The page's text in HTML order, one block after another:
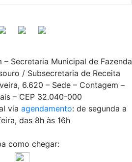
Secretaria Municipal de Fazenda
/ Subsecretaria de Receita
6.620 – Sede – Contagem –
– CEP 32.040-000
via agendamento: de segunda a
das 8h às 16h
como chegar: